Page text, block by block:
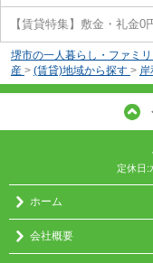
【賃貸特集】敷金・礼金0
堺市の一人暮らし・ファミ
産 > (賃貸)地域から探す > 岸
定休日:
ホーム
会社概要